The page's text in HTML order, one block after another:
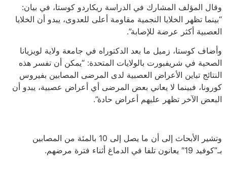
وقال المؤلف المشارك في الدراسة ريكاردو كوستا، في بيان:
“بينما تظهر الخلايا النجمية مقاومة أعلى للعدوى، يبدو أن الخلايا
العصبية أكثر عرضة للإصابة”.
وأضاف كوستا، زميل ما بعد الدكتوراه في جامعة ولاية لويزيانا
الصحية في شريفبورت بالولايات المتحدة: “يمكن أن تفسر هذه
النتائج تباين الأعراض العصبية لدى المرضى المصابين بفيروس
كورونا، فبينما لا يعاني بعض المرضى أي أعراض عصبية، يبدو أن
البعض الآخر تظهر عليهم أعراض حادة”.
وتشير الأبحاث إلى أن ما يصل إلى 10 بالمئة من المصابين
بـ”كوفيد 19″ يعانون تلفا في الدماغ أثناء فترة مرضهم.